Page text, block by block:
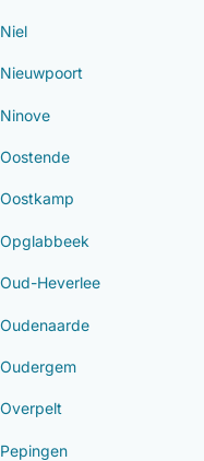
Niel
Nieuwpoort
Ninove
Oostende
Oostkamp
Opglabbeek
Oud-Heverlee
Oudenaarde
Oudergem
Overpelt
Pepingen